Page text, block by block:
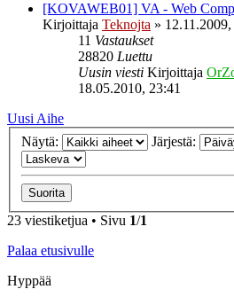
[KOVAWEB01] VA - Web
Kirjoittaja Teknojta »
11 Vastaukset
28820 Luettu
Uusin viesti Kirjoittaja
18.05.2010, 23:41
Uusi Aihe
Näytä:
Järjestä:
23 viestiketjua • Sivu 1/1
Palaa etusivulle
Hyppää